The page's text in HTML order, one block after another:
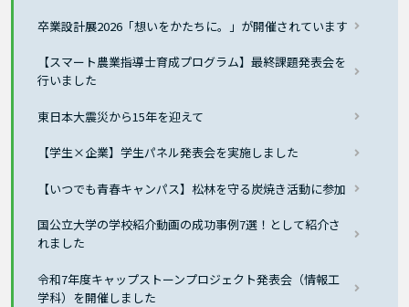
卒業設計展2026「想いをかたちに。」が開催されています
【スマート農業指導士育成プログラム】最終課題発表会を
行いました
東日本大震災から15年を迎えて
【学生×企業】学生パネル発表会を実施しました
【いつでも青春キャンパス】松林を守る炭焼き活動に参加
国公立大学の学校紹介動画の成功事例7選！として紹介さ
れました
令和7年度キャップストーンプロジェクト発表会（情報工
学科）を開催しました